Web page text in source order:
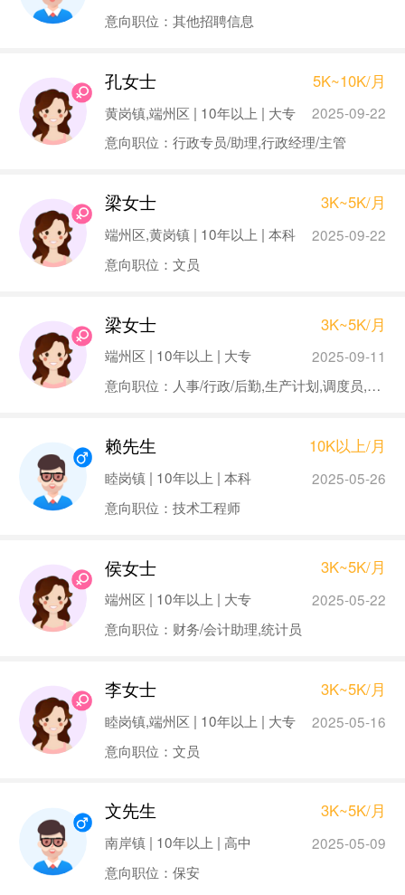
意向职位：其他招聘信息
孔女士 5K~10K/月
黄岗镇,端州区 | 10年以上 | 大专
2025-09-22
意向职位：行政专员/助理,行政经理/主管
梁女士 3K~5K/月
端州区,黄岗镇 | 10年以上 | 本科
2025-09-22
意向职位：文员
梁女士 3K~5K/月
端州区 | 10年以上 | 大专
2025-09-11
意向职位：人事/行政/后勤,生产计划,调度员,物业管理员
赖先生 10K以上/月
睦岗镇 | 10年以上 | 本科
2025-05-26
意向职位：技术工程师
侯女士 3K~5K/月
端州区 | 10年以上 | 大专
2025-05-22
意向职位：财务/会计助理,统计员
李女士 3K~5K/月
睦岗镇,端州区 | 10年以上 | 大专
2025-05-16
意向职位：文员
文先生 3K~5K/月
南岸镇 | 10年以上 | 高中
2025-05-09
意向职位：保安